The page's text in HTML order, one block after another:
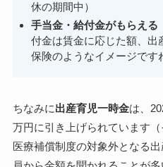
休の期間中）
手当金・給付金がもらえる
付金は賃金に応じた額、出
保険のようなイメージです
ちなみに出産育児一時金は、
万円に引き上げられています
医療補償制度の対象外となる